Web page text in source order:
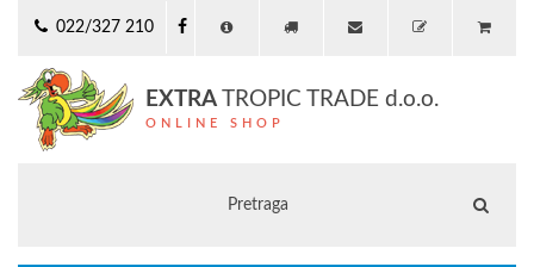
022/327 210
EXTRA TROPIC TRADE d.o.o.
ONLINE SHOP